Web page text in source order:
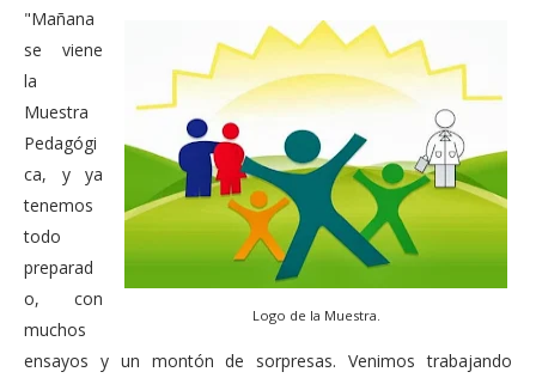
Logo de la Muestra.
"Mañana
se viene
la
Muestra
Pedagógi
ca, y ya
tenemos
todo
preparad
o, con
muchos
ensayos y un montón de sorpresas. Venimos trabajando